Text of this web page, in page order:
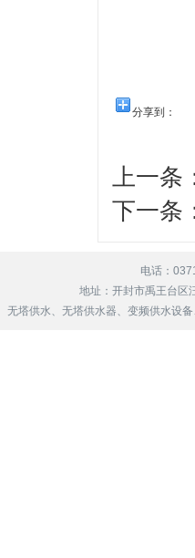
分享到：
上一条
下一条
电话：
地址：开封市禹王台区
无塔供水、无塔供水器、变频供水设